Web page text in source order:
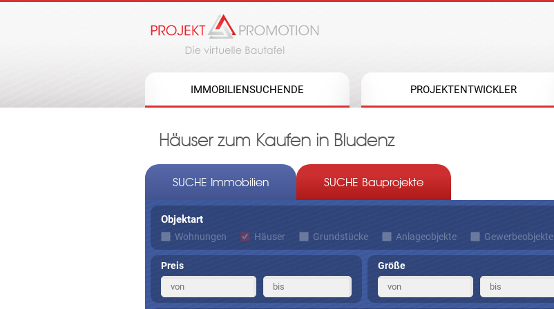
IMMOBILIENSUCHENDE PROJEKTENTWICKLER
Häuser zum Kaufen in Bludenz
SUCHE Immobilien SUCHE Bauprojekte
Objektart
Wohnungen Häuser Grundstücke Anlageobjekte Gewerbeobjekte
Preis Größe